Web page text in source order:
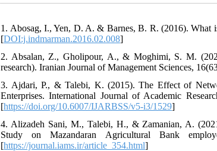
1. Abosag, I., Yen, D. A. & Barnes, B. R. (2016). What
[DOI:j.indmarman.2016.02.008]
2. Absalan, Z., Gholipour, A., & Moghimi, S. M.
research). Iranian Journal of Management Sciences,
3. Ajdari, P., & Talebi, K. (2015). The Effect of
Enterprises. International Journal of Academic
[https://doi.org/10.6007/IJARBSS/v5-i3/1529]
4. Alizadeh Sani, M., Talebi, H., & Zamanian, A.
Study on Mazandaran Agricultural Bank
[https://journal.iams.ir/article_354.html]